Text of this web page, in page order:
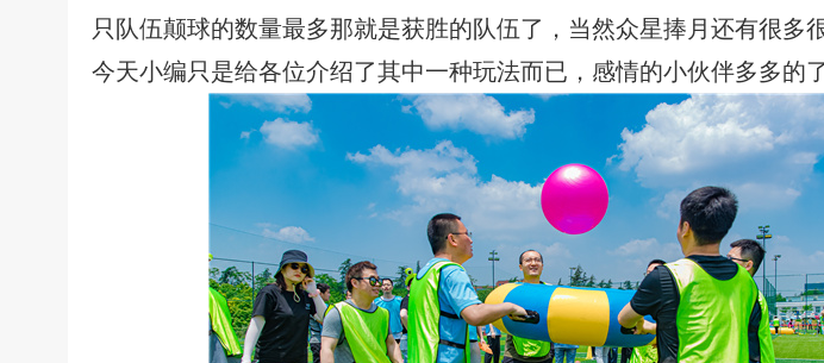
只队伍颠球的数量最多那就是获胜的队伍了，当然众星捧月还有很多
今天小编只是给各位介绍了其中一种玩法而已，感情的小伙伴多多的